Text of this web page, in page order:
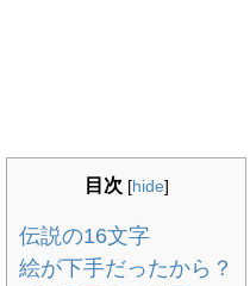
目次 [hide]
伝説の16文字
絵が下手だったから？